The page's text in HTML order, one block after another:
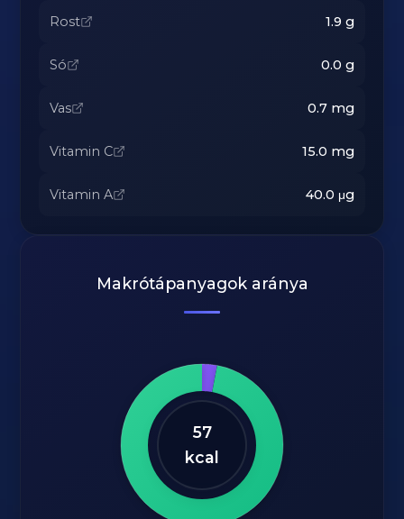
Rost 1.9 g
Só 0.0 g
Vas 0.7mg
Vitamin C 15.0 mg
Vitamin A 40.0 μg
Makrótápanyagok aránya
57
kcal